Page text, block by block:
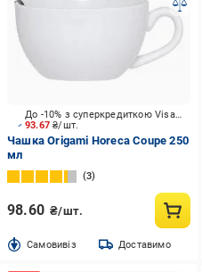
93.67₴/шт.
До -10% з суперкредиткою Visa Вигода
Чашка Origami Horeca Coupe 250
мл
3
98.60 ₴/шт.
Cамовивіз Доставимо